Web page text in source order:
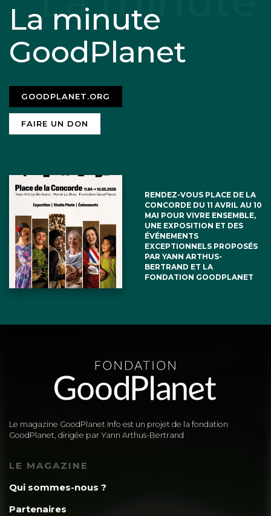
La minute
GoodPlanet
GOODPLANET.ORG
FAIRE UN DON
RENDEZ-VOUS PLACE DE LA
CONCORDE DU 11 AVRIL AU 10
MAI POUR VIVRE ENSEMBLE,
UNE EXPOSITION ET DES
ÉVÉNEMENTS
EXCEPTIONNELS PROPOSÉS
PAR YANN ARTHUS-
BERTRAND ET LA
FONDATION GOODPLANET
Le magazine GoodPlanet Info est un projet de la fondation
GoodPlanet, dirigée par Yann Arthus-Bertrand
LE MAGAZINE
Qui sommes-nous ?
Partenaires